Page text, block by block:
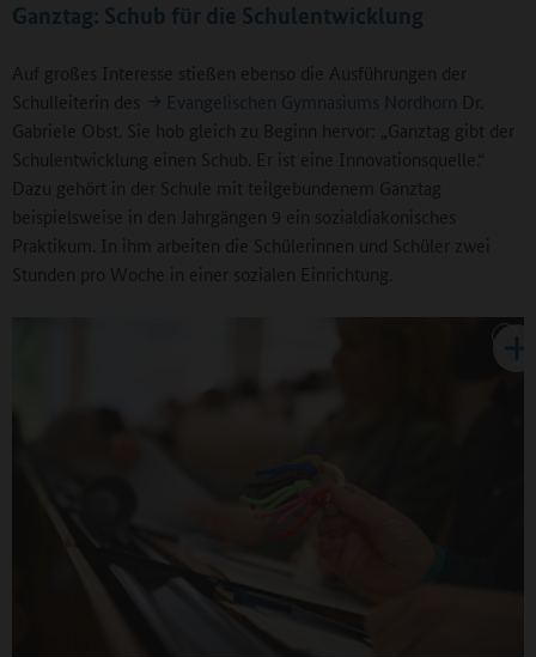
Ganztag: Schub für die Schulentwicklung
Auf großes Interesse stießen ebenso die Ausführungen der
Schulleiterin des
Evangelischen Gymnasiums Nordhorn Dr.
Gabriele Obst. Sie hob gleich zu Beginn hervor: „Ganztag gibt der
Schulentwicklung einen Schub. Er ist eine Innovationsquelle.“
Dazu gehört in der Schule mit teilgebundenem Ganztag
beispielsweise in den Jahrgängen 9 ein sozialdiakonisches
Praktikum. In ihm arbeiten die Schülerinnen und Schüler zwei
Stunden pro Woche in einer sozialen Einrichtung.